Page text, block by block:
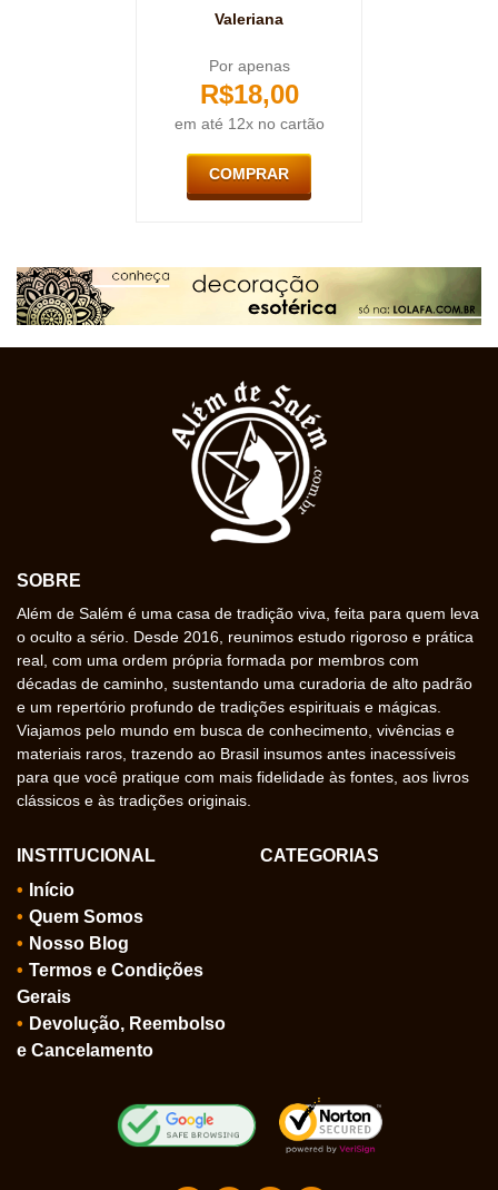
Valeriana
Por apenas
R$18,00
em até 12x no cartão
COMPRAR
SOBRE
Além de Salém é uma casa de tradição viva, feita para quem leva
o oculto a sério. Desde 2016, reunimos estudo rigoroso e prática
real, com uma ordem própria formada por membros com
décadas de caminho, sustentando uma curadoria de alto padrão
e um repertório profundo de tradições espirituais e mágicas.
Viajamos pelo mundo em busca de conhecimento, vivências e
materiais raros, trazendo ao Brasil insumos antes inacessíveis
para que você pratique com mais fidelidade às fontes, aos livros
clássicos e às tradições originais.
INSTITUCIONAL
Início
Quem Somos
Nosso Blog
Termos e Condições
Gerais
Devolução, Reembolso
e Cancelamento
CATEGORIAS